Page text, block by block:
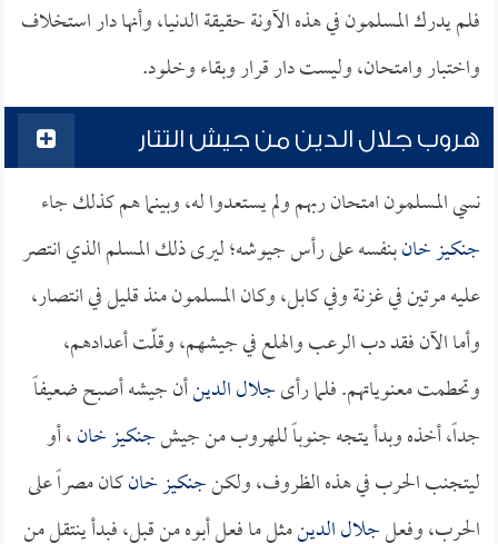
فلم يدرك المسلمون في هذه الآونة حقيقة الدنيا، وأنها دار استخلاف
واختبار وامتحان، وليست دار قرار وبقاء وخلود.
هروب جلال الدين من جيش التتار
نسي المسلمون امتحان ربهم ولم يستعدوا له، وبينما هم كذلك جاء
جنكيز خانبنفسه على رأس جيوشه؛ ليرى ذلك المسلم الذي انتصر
عليه مرتين في غزنة وفي كابل، وكان المسلمون منذ قليل في انتصار،
وأما الآن فقد دب الرعب والهلع في جيشهم، وقلّت أعدادهم،
وتحطمت معنوياتهم. فلما رأىجلال الدينأن جيشه أصبح ضعيفاً
جداً، أخذه وبدأ يتجه جنوباً للهروب من جيشجنكيز خان، أو
ليتجنب الحرب في هذه الظروف، ولكنجنكيز خانكان مصراً على
الحرب، وفعلجلال الدينمثل ما فعل أبوه من قبل، فبدأ ينتقل من